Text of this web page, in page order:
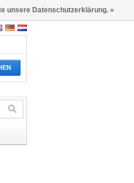
unsere Datenschutzerklärung. »